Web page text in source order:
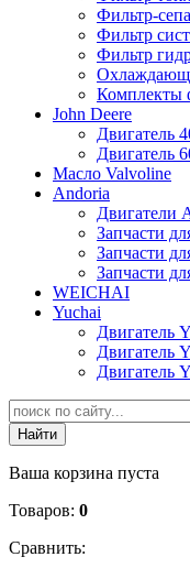
Фильтр-
Фильтр
Фильтр
Комплекты
John Deere
Двигатель
Двигатель
Масло Valvoline
Andoria
Двигатели
Запчасти
Запчасти
Запчасти
WEICHAI
Yuchai
Двигатель
Двигатель
Двигатель
Ваша корзина пуста
Товаров: 0
Сравнить: